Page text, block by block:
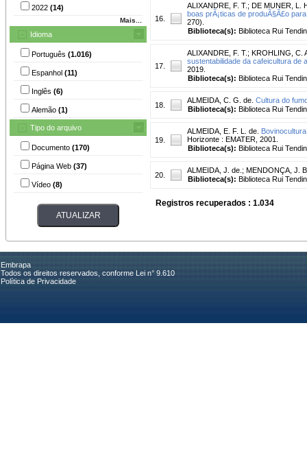
2022 (14)
Mais...
Idioma
Português (1.016)
Espanhol (11)
Inglês (6)
Alemão (1)
Tipo do arquivo
Documento (170)
Página Web (37)
Vídeo (8)
16.
ALIXANDRE, F. T. ; DE MUNER, L.
boas prÃ¡ticas de produÃ§Ã£o
270).
Biblioteca(s): Biblioteca Rui
17.
ALIXANDRE, F. T. ; KROHLING, C.
sustentabilidade da cafeicultura de
2019.
Biblioteca(s): Biblioteca Rui
18.
ALMEIDA, C. G. de. Cultura do
Biblioteca(s): Biblioteca Rui
19.
ALMEIDA, E. F. L. de.
Horizonte : EMATER, 2001.
Biblioteca(s): Biblioteca Rui
20.
ALMEIDA, J. de. ; MENDONÇA, J.
Biblioteca(s): Biblioteca Rui
Registros recuperados : 1.034
Embrapa
Todos os direitos reservados, conforme Lei n° 9.610
Política de Privacidade